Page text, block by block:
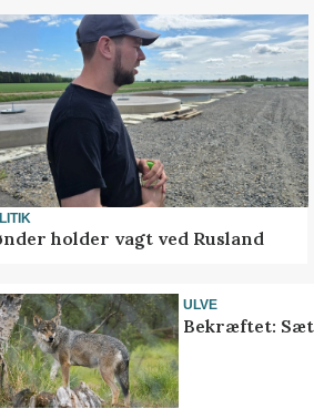
holder vagt ved Rusland
ULVE
Bekræftet: